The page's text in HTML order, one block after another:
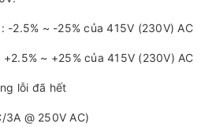
-2.5% ~ -25% của 415V (230V) AC
~ +25% của 415V (230V) AC
lỗi đã hết
@ 250V AC)